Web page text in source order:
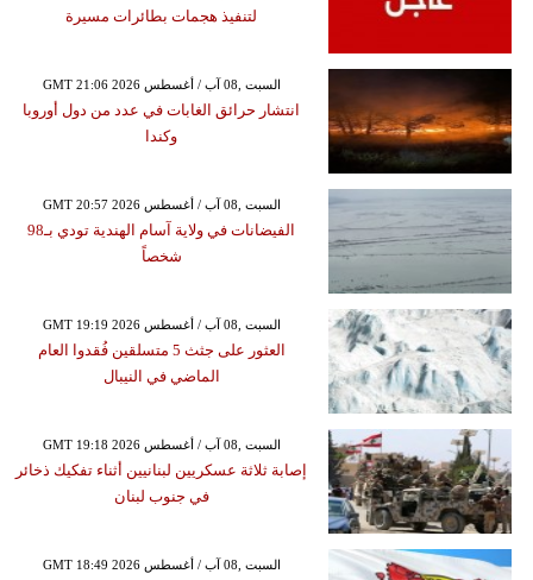
لتنفيذ هجمات بطائرات مسيرة
GMT 21:06 2026 السبت ,08 آب / أغسطس
انتشار حرائق الغابات في عدد من دول أوروبا
وكندا
GMT 20:57 2026 السبت ,08 آب / أغسطس
الفيضانات في ولاية آسام الهندية تودي بـ98
شخصاً
GMT 19:19 2026 السبت ,08 آب / أغسطس
العثور على جثث 5 متسلقين فُقدوا العام
الماضي في النيبال
GMT 19:18 2026 السبت ,08 آب / أغسطس
إصابة ثلاثة عسكريين لبنانيين أثناء تفكيك ذخائر
في جنوب لبنان
GMT 18:49 2026 السبت ,08 آب / أغسطس